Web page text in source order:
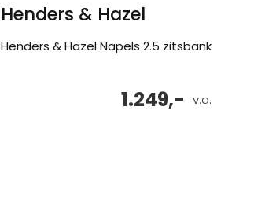
Henders & Hazel
Henders & Hazel Napels 2.5 zitsbank
v.a.
1.249,-